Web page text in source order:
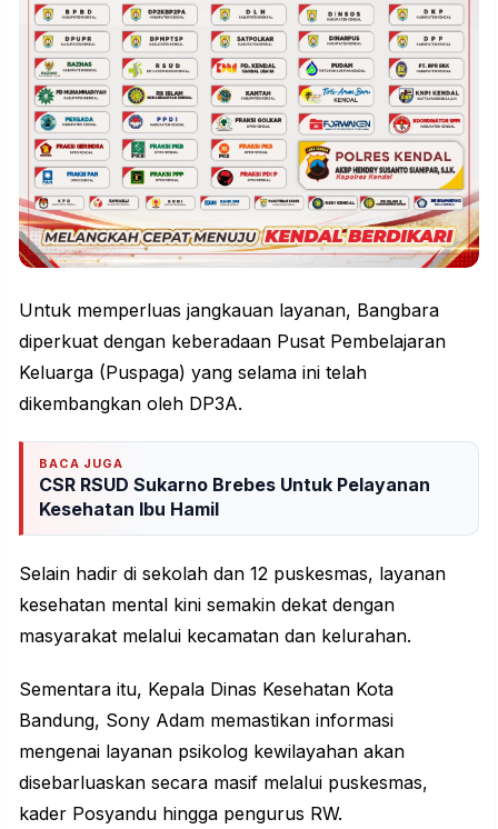
Untuk memperluas jangkauan layanan, Bangbara
diperkuat dengan keberadaan Pusat Pembelajaran
Keluarga (Puspaga) yang selama ini telah
dikembangkan oleh DP3A.
BACA JUGA
CSR RSUD Sukarno Brebes Untuk Pelayanan
Kesehatan Ibu Hamil
Selain hadir di sekolah dan 12 puskesmas, layanan
kesehatan mental kini semakin dekat dengan
masyarakat melalui kecamatan dan kelurahan.
Sementara itu, Kepala Dinas Kesehatan Kota
Bandung, Sony Adam memastikan informasi
mengenai layanan psikolog kewilayahan akan
disebarluaskan secara masif melalui puskesmas,
kader Posyandu hingga pengurus RW.